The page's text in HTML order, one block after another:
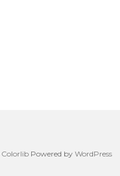
ColorlibPowered by WordPress